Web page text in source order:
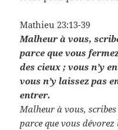
Mathieu 23:13-39
Malheur à vous,
parce que vous
des cieux ; vous n’y
vous n’y laissez pas
entrer.
Malheur à vous,
parce que vous dévorez